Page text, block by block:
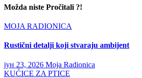
Možda niste Pročitali ?!
MOJA RADIONICA
Rustični detalji koji stvaraju ambijent
јун 23, 2026 Moja Radionica
KUĆICE ZA PTICE